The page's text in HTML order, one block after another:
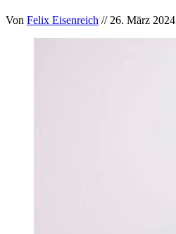
Von Felix Eisenreich // 26. März 2024